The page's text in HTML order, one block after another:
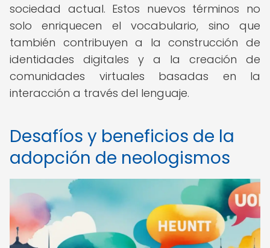
sociedad actual. Estos nuevos términos no
solo enriquecen el vocabulario, sino que
también contribuyen a la construcción de
identidades digitales y a la creación de
comunidades virtuales basadas en la
interacción a través del lenguaje.
Desafíos y beneficios de la
adopción de neologismos